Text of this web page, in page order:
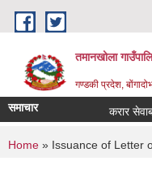
Skip to main content
तमानखोला
गण्डकी प्रदेश,
समाचार करार सेवाबाट
You are here
Home » Issuance of Letter